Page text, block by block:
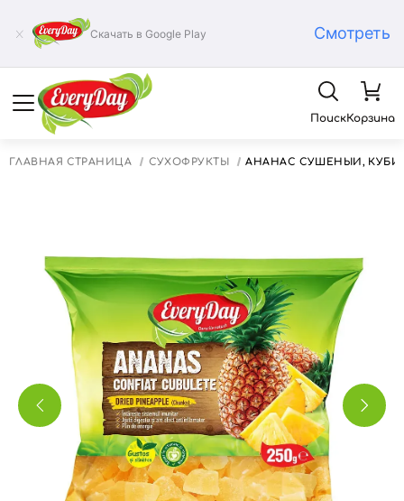
Скачать в Google Play Смотреть
ПоискКорзина
ГЛАВНАЯ СТРАНИЦА СУХОФРУКТЫ АНАНАС СУШЕНЫЙ,